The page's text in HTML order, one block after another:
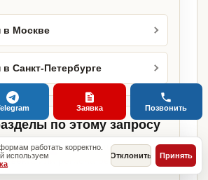
в Москве
Санкт-Петербурге
по этому запросу
дают более широкий
или региона без лишних
работать корректно.
используем
Отклонить Принять
Заявка Позвонить